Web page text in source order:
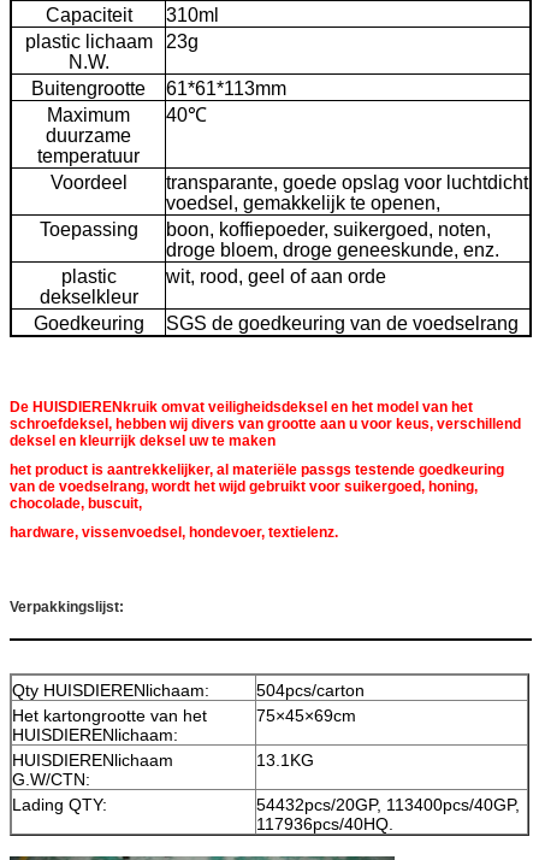
Capaciteit
310ml
plastic lichaam
N.W.
23g
Buitengrootte
61*61*113mm
Maximum
duurzame
temperatuur
40℃
Voordeel
transparante, goede opslag voor luchtdicht
voedsel, gemakkelijk te openen,
Toepassing
boon, koffiepoeder, suikergoed, noten,
droge bloem, droge geneeskunde, enz.
plastic
dekselkleur
wit, rood, geel of aan orde
Goedkeuring SGS de goedkeuring van de voedselrang
De HUISDIERENkruik omvat veiligheidsdeksel en het model van het
schroefdeksel, hebben wij divers van grootte aan u voor keus, verschillend
deksel en kleurrijk deksel uw te maken
het product is aantrekkelijker, al materiële passgs testende goedkeuring
van de voedselrang, wordt het wijd gebruikt voor suikergoed, honing,
chocolade, buscuit,
hardware, vissenvoedsel, hondevoer, textielenz.
Verpakkingslijst:
Qty HUISDIERENlichaam:
504pcs/carton
Het kartongrootte van het
HUISDIERENlichaam:
75×45×69cm
HUISDIERENlichaam
G.W/CTN:
13.1KG
Lading QTY:
54432pcs/20GP, 113400pcs/40GP,
117936pcs/40HQ.